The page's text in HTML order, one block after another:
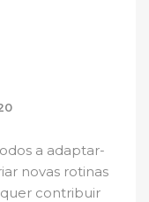
a adaptar-
novas rotinas
quer contribuir